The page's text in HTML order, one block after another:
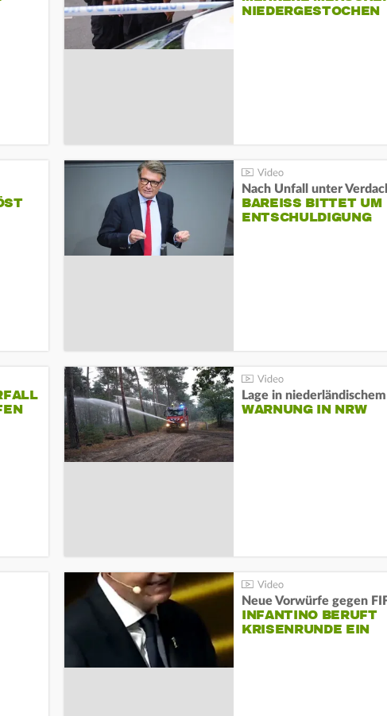
NIEDERGESTOCHEN
Nach Unfall unter
BAREISS BITTET UM E
NTSCHULDIGUNG
WARNUNG IN NRW
Neue Vorwürfe gegen
INFANTINO BERUFT
KRISENRUNDE EIN